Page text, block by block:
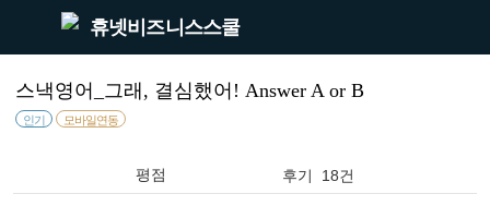
휴넷비즈니스스쿨
스낵영어_그래, 결심했어! Answer A or B
인기 모바일연동
평점 후기 18건